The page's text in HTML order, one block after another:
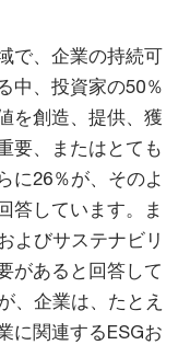
で、企業の持続可
中、投資家の50％
を創造、提供、獲
要、またはとても
に26％が、そのよ
答しています。ま
よびサステナビリ
があると回答して
、企業は、たとえ
に関連するESGお